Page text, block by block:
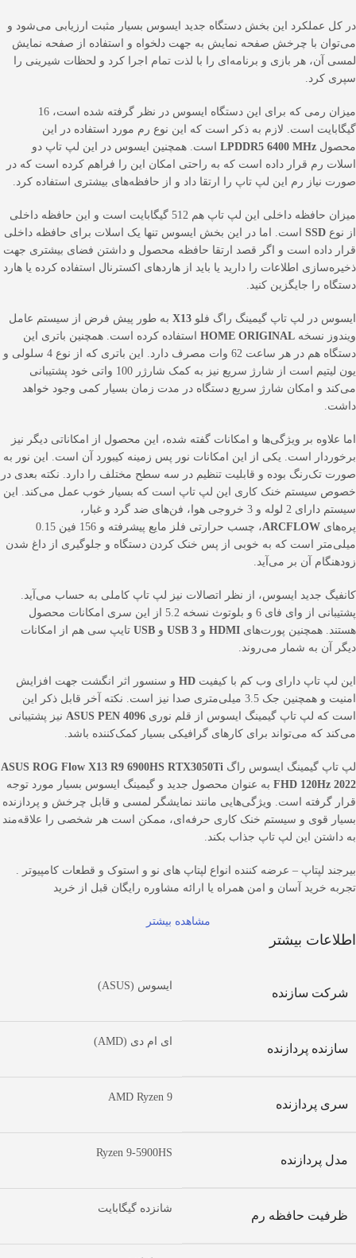
در کل عملکرد این بخش دستگاه جدید ایسوس بسیار مثبت ارزیابی می‌شود و
می‌توان با چرخش صفحه نمایش به جهت دلخواه و استفاده از صفحه نمایش
لمسی آن، هر بازی و برنامه‌ای را با لذت تمام اجرا کرد و لحظات شیرینی را
سپری کرد.
میزان رمی که برای این دستگاه ایسوس در نظر گرفته شده است، 16
گیگابایت است. لازم به ذکر است که این نوع رم مورد استفاده در این
محصول
LPDDR5 6400 MHz
است. همچنین ایسوس در این لپ تاپ دو
اسلات رم قرار داده است که به راحتی امکان این را فراهم کرده است که در
صورت نیاز رم این لپ تاپ را ارتقا داد و از حافظه‌های بیشتری استفاده کرد.
میزان حافظه داخلی این لپ تاپ هم 512 گیگابایت است و این حافظه داخلی
از نوع SSD است. اما در این بخش ایسوس تنها یک اسلات برای حافظه داخلی
قرار داده است و اگر قصد ارتقا حافظه محصول و داشتن فضای بیشتری جهت
ذخیره‌سازی اطلاعات را دارید یا باید از هاردهای اکسترنال استفاده کرده یا هارد
دستگاه را جایگزین کنید.
ایسوس در لپ تاپ گیمینگ راگ فلو X13 به طور پیش فرض از سیستم عامل
ویندوز نسخه HOME ORIGINAL استفاده کرده است. همچنین باتری این
دستگاه هم در هر ساعت 62 وات مصرف دارد. این باتری که از نوع 4 سلولی و
یون لیتیم است از شارژ سریع نیز به کمک شارژر 100 واتی خود پشتیبانی
می‌کند و امکان شارژ سریع دستگاه در مدت زمان بسیار کمی وجود خواهد
داشت.
اما علاوه بر ویژگی‌ها و امکانات گفته شده، این محصول از امکاناتی دیگر نیز
برخوردار است. یکی از این امکانات نور پس زمینه کیبورد آن است. این نور به
صورت تک‌رنگ بوده و قابلیت تنظیم در سه سطح مختلف را دارد. نکته بعدی در
خصوص سیستم خنک کاری این لپ تاپ است که بسیار خوب عمل می‌کند. این
سیستم دارای 2 لوله و 3 خروجی هوا، فن‌های ضد گرد و غبار،
پره‌های ARCFLOW
، چسب حرارتی فلز مایع پیشرفته و 156 فین 0.15
میلی‌متر است که به خوبی از پس خنک کردن دستگاه و جلوگیری از داغ شدن
زودهنگام آن بر می‌آید.
کانفیگ جدید ایسوس، از نظر اتصالات نیز لپ تاپ کاملی به حساب می‌آید.
پشتیبانی از وای فای 6 و بلوتوث نسخه 5.2 از این سری امکانات محصول
هستند. همچنین پورت‌های HDMI و USB 3 و USB تایپ سی هم از امکانات
دیگر آن به شمار می‌روند.
این لپ تاپ دارای وب کم با کیفیت HD و سنسور اثر انگشت جهت افزایش
امنیت و همچنین جک 3.5 میلی‌متری صدا نیز است. نکته آخر قابل ذکر این
است که لپ تاپ گیمینگ ایسوس از قلم نوری ASUS PEN 4096 نیز پشتیبانی
می‌کند که می‌تواند برای کارهای گرافیکی بسیار کمک‌کننده باشد.
لپ تاپ گیمینگ ایسوس راگ ASUS ROG Flow X13 R9 6900HS RTX3050Ti
FHD 120Hz 2022 به عنوان محصول جدید و گیمینگ ایسوس بسیار مورد توجه
قرار گرفته است. ویژگی‌هایی مانند نمایشگر لمسی و قابل چرخش و پردازنده
بسیار قوی و سیستم خنک کاری حرفه‌ای، ممکن است هر شخصی را علاقه‌مند
به داشتن این لپ تاپ جذاب بکند.
بیرجند لپتاپ – عرضه کننده انواع لپتاپ های نو و استوک و قطعات کامپیوتر .
تجربه خرید آسان و امن همراه یا ارائه مشاوره رایگان قبل از خرید
مشاهده بیشتر
اطلاعات بیشتر
شرکت سازنده
ایسوس (ASUS)
سازنده پردازنده
ای ام دی (AMD)
سری پردازنده
AMD Ryzen 9
مدل پردازنده
Ryzen 9-5900HS
ظرفیت حافظه رم
شانزده گیگابایت